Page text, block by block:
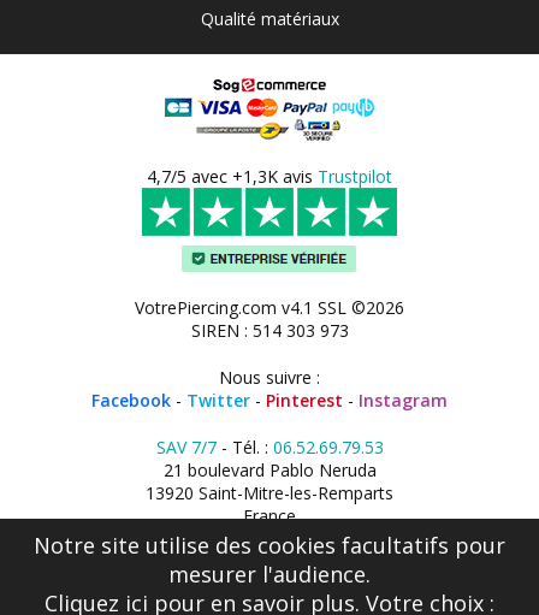
Qualité matériaux
4,7/5 avec +1,3K avis Trustpilot
VotrePiercing.com v4.1 SSL ©2026
SIREN : 514 303 973
Nous suivre :
Facebook - Twitter - Pinterest - Instagram
SAV 7/7- Tél. : 06.52.69.79.53
21 boulevard Pablo Neruda
13920 Saint-Mitre-les-Remparts
France
Notre site utilise des cookies facultatifs pour
mesurer l'audience.
Cliquez ici pour en savoir plus. Votre choix :